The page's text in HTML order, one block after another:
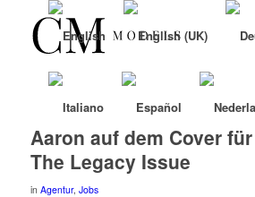
Aaron auf dem Cover
The Legacy Issue
in Agentur, Jobs